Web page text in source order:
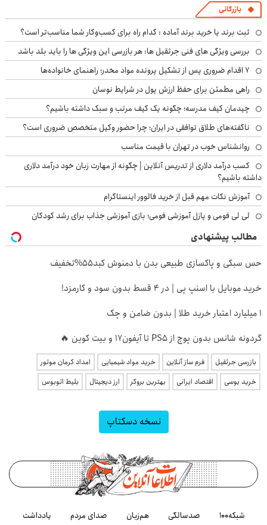
بازرگانی
ثبت برند یا خرید برند آماده : کدام راه برای کسب‌وکار شما مناسب‌تر است؟
بررسی ویژگی های فنی جرثقیل ها: هر بازرسی این ویژگی ها را باید بلد باشد
۷ اقدام ضروری پس از تشکیل پرونده مواد مخدر؛ راهنمای خانواده‌ها
راهی مطمئن برای حفظ ارزش پول در شرایط نوسان
چیدمان کیف مدرسه؛ چگونه یک کیف مرتب و سبک داشته باشیم؟
ناگفته‌های طلاق توافقی در ایران؛ چرا حضور وکیل متخصص ضروری است؟
روانشناس خوب در تهران با قیمت مناسب
کسب درآمد دلاری از تدریس آنلاین | چگونه از مهارت زبان خود درآمد دلاری
داشته باشیم؟
آموزش نکات مهم قبل از خرید فالوور اینستاگرام
لی لی فومی و پازل آموزشی فومی؛ بازی آموزشی جذاب برای رشد کودکان
مطالب پیشنهادی
حس سبکی و پاکسازی طبیعی بدن با دمنوش کبد55%تخفیف
خرید موبایل با اسنپ پی | در ۴ قسط بدون سود و کارمزد!
۱ میلیارد اعتبار خرید طلا | بدون ضامن و چک
گردونه شانس بدون پوچ از PS5 تا آیفون17 و بیت کوین 🔥
بازرسی جرثقیل فرم ساز آنلاین خرید مواد شیمیایی
امداد کرمان موتور
خرید یوسی
اقتصاد ایرانی بهترین بروکر ارز دیجیتال بلیط اتوبوس
نسخه دسکتاپ
شبکه۱۰۰ صدسالگی هم‌زبان صدای مردم
یادداشت